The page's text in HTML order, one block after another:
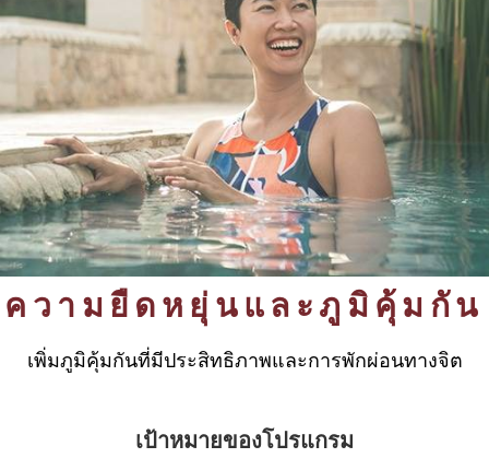
ความยืดหยุ่นและภูมิคุ้มกัน
เพิ่มภูมิคุ้มกันที่มีประสิทธิภาพและการพักผ่อนทางจิต
เป้าหมายของโปรแกรม